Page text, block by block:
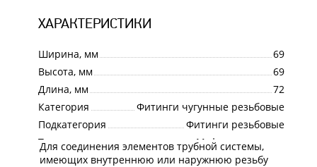
ХАРАКТЕРИСТИКИ
Ширина, мм
69
Высота, мм
69
Длина, мм
72
Категория
Фитинги чугунные резьбовые
Подкатегория
Фитинги резьбовые
Тип изделия
Муфта ремонтная
Назначение
Для соединения элементов трубной системы,
имеющих внутреннюю или наружнюю резьбу